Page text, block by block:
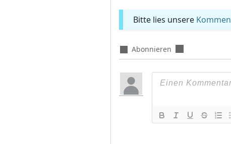
Bitte lies unsere
Abonnieren